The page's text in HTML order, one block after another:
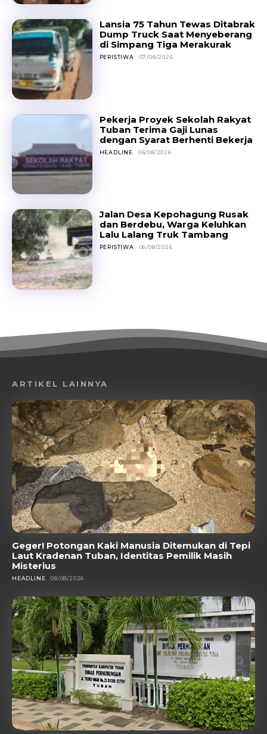
Lansia 75 Tahun Tewas Ditabrak
Dump Truck Saat Menyeberang
di Simpang Tiga Merakurak
PERISTIWA 07/08/2026
Pekerja Proyek Sekolah Rakyat
Tuban Terima Gaji Lunas
dengan Syarat Berhenti Bekerja
HEADLINE 06/08/2026
Jalan Desa Kepohagung Rusak
dan Berdebu, Warga Keluhkan
Lalu Lalang Truk Tambang
PERISTIWA 06/08/2026
ARTIKEL LAINNYA
Geger! Potongan Kaki Manusia Ditemukan di Tepi
Laut Kradenan Tuban, Identitas Pemilik Masih
Misterius
HEADLINE 08/08/2026